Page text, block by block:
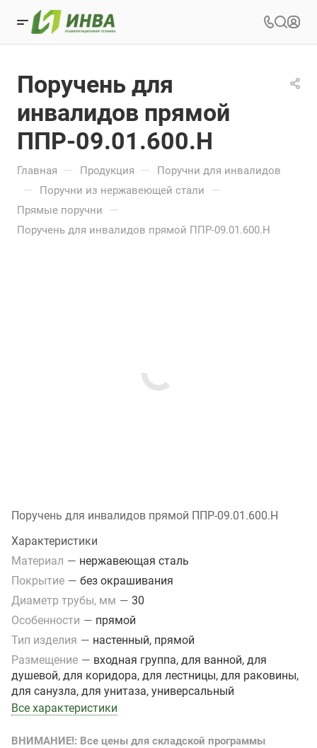
Поручень для
инвалидов прямой
ППР-09.01.600.Н
Главная — Продукция — Поручни для инвалидов
— Поручни из нержавеющей стали —
Прямые поручни —
Поручень для инвалидов прямой ППР-09.01.600.Н
Поручень для инвалидов прямой ППР-09.01.600.Н
Характеристики
Материал — нержавеющая сталь
Покрытие — без окрашивания
Диаметр трубы, мм — 30
Особенности — прямой
Тип изделия — настенный, прямой
Размещение — входная группа, для ванной, для
душевой, для коридора, для лестницы, для раковины,
для санузла, для унитаза, универсальный
Все характеристики
ВНИМАНИЕ!: Все цены для складской программы